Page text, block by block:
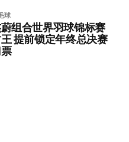
球
组合世界羽球锦标赛
提前锁定年终总决赛